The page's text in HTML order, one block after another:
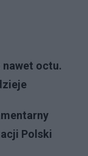
nawet octu.
Polski